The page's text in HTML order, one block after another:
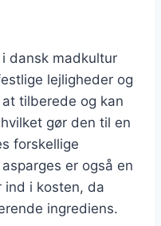
dansk madkultur
lejligheder og
tilberede og kan
gør den til en
forskellige
er også en
ind i kosten, da
ingrediens.